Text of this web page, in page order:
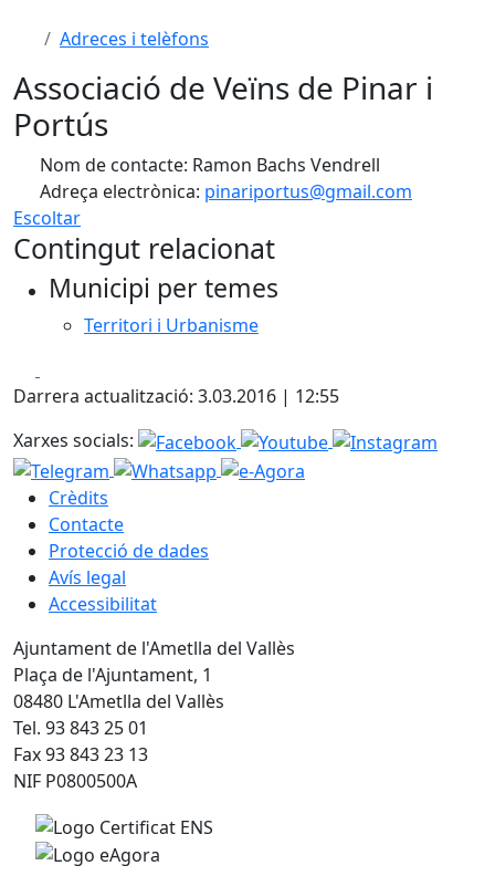
Adreces i telèfons
Associació de Veïns de Pinar i
Portús
Nom de contacte: Ramon Bachs Vendrell
Adreça electrònica: pinariportus@gmail.com
Escoltar
Contingut relacionat
Municipi per temes
Territori i Urbanisme
Darrera actualització: 3.03.2016 | 12:55
Xarxes socials:
Crèdits
Contacte
Protecció de dades
Avís legal
Accessibilitat
Ajuntament de l'Ametlla del Vallès
Plaça de l'Ajuntament, 1
08480 L'Ametlla del Vallès
Tel. 93 843 25 01
Fax 93 843 23 13
NIF P0800500A